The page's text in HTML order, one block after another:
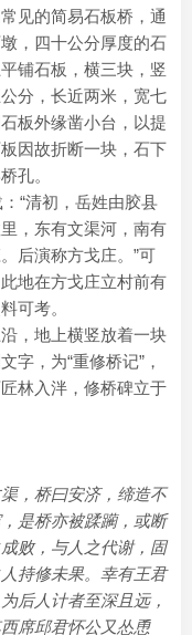
见的简易石板桥，通
，四十公分厚度的石
铺石板，横三块，竖
分，长近两米，宽七
板外缘凿小台，以提
因故折断一块，石下
孔。
“清初，岳姓由胶县
，东有文渠河，南有
后演称方戈庄。”可
地在方戈庄立村前有
可考。
，地上横竖放着一块
字，为“重修桥记”，
林入泮，修桥碑立于
，桥曰安济，缔造不
是桥亦被蹂躏，或断
败，与人之代谢，固
持修未果。幸有王君
后人计者至深且远，
席邱君怀公又怂恿